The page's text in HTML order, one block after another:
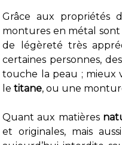
Grâce aux propriétés
montures en métal
de légèreté très
certaines personnes,
touche la peau ; mieux
letitane, ou une
Quant aux matières
et originales, mais